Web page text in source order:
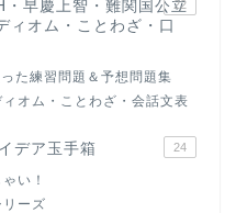
・早慶上智・難関国公立
ィオム・ことわざ・口
22
た練習問題＆予想問題集
オム・ことわざ・会話文表
デア玉手箱 24
い！
ーズ